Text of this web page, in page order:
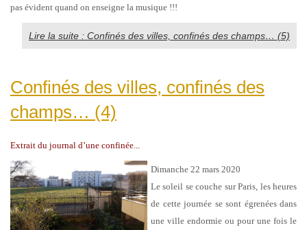
pas évident quand on enseigne la musique !!!
Lire la suite : Confinés des villes, confinés des champs… (5)
Confinés des villes, confinés des
champs… (4)
Extrait du journal d’une confinée...
Dimanche 22 mars 2020
Le soleil se couche sur Paris, les heures
de cette journée se sont égrenées dans
une ville endormie ou pour une fois le